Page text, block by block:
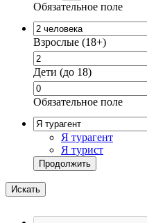
Обязательное поле
Взрослые (18+)
Дети (до 18)
Обязательное поле
Я турагент
Я турист
Продолжить
Искать